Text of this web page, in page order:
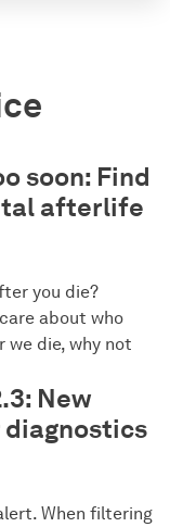
soon: Find
afterlife
you die?
about who
we die, why not
New
When filtering